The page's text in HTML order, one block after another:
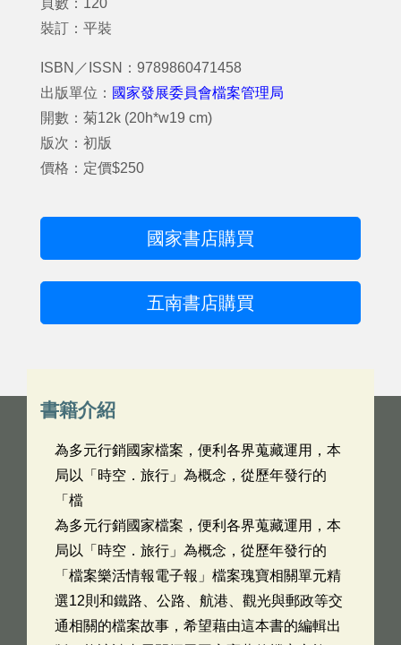
頁數：120
裝訂：平裝
ISBN／ISSN：9789860471458
出版單位： 國家發展委員會檔案管理局
開數：菊12k (20h*w19 cm)
版次：初版
價格：定價$250
國家書店購買
五南書店購買
書籍介紹
為多元行銷國家檔案，便利各界蒐藏運用，本
局以「時空．旅行」為概念，從歷年發行的
「檔
為多元行銷國家檔案，便利各界蒐藏運用，本
局以「時空．旅行」為概念，從歷年發行的
「檔案樂活情報電子報」檔案瑰寶相關單元精
選12則和鐵路、公路、航港、觀光與郵政等交
通相關的檔案故事，希望藉由這本書的編輯出